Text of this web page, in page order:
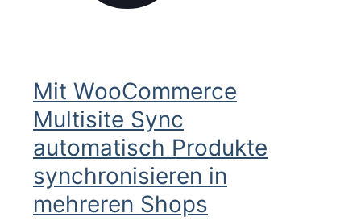
Mit WooCommerce
Multisite Sync
automatisch Produkte
synchronisieren in
mehreren Shops